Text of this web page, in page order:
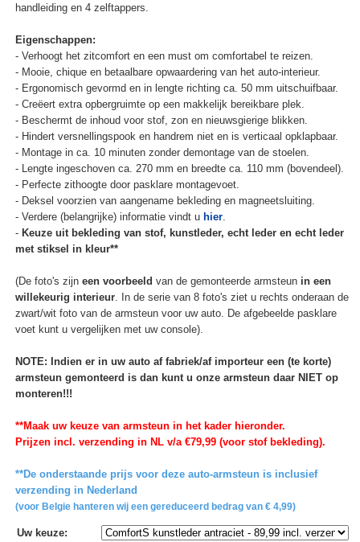
handleiding en 4 zelftappers.
Eigenschappen:
- Verhoogt het zitcomfort en een must om comfortabel te reizen.
- Mooie, chique en betaalbare opwaardering van het auto-interieur.
- Ergonomisch gevormd en in lengte richting ca. 50 mm uitschuifbaar.
- Creëert extra opbergruimte op een makkelijk bereikbare plek.
- Beschermt de inhoud voor stof, zon en nieuwsgierige blikken.
- Hindert versnellingspook en handrem niet en is verticaal opklapbaar.
- Montage in ca. 10 minuten zonder demontage van de stoelen.
- Lengte ingeschoven ca. 270 mm en breedte ca. 110 mm (bovendeel).
- Perfecte zithoogte door pasklare montagevoet.
- Deksel voorzien van aangename bekleding en magneetsluiting.
- Verdere (belangrijke) informatie vindt u hier.
- Keuze uit bekleding van stof, kunstleder, echt leder en echt leder
met stiksel in kleur**
(De foto's zijn een voorbeeld van de gemonteerde armsteun in een
willekeurig interieur. In de serie van 8 foto's ziet u rechts onderaan de
zwart/wit foto van de armsteun voor uw auto. De afgebeelde pasklare
voet kunt u vergelijken met uw console).
NOTE: Indien er in uw auto af fabriek/af importeur een (te korte)
armsteun gemonteerd is dan kunt u onze armsteun daar NIET op
monteren!!!
**Maak uw keuze van armsteun in het kader hieronder.
Prijzen incl. verzending in NL v/a €79,99 (voor stof bekleding).
**De onderstaande prijs voor deze auto-armsteun is inclusief
verzending in Nederland
(voor Belgie hanteren wij een gereduceerd bedrag van € 4,99)
Uw keuze: